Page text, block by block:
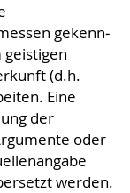
gekenn­
(d.h.
Eine
der
oder
werden.